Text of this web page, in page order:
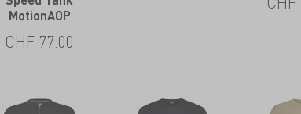
MotionAOP
CHF 77.00